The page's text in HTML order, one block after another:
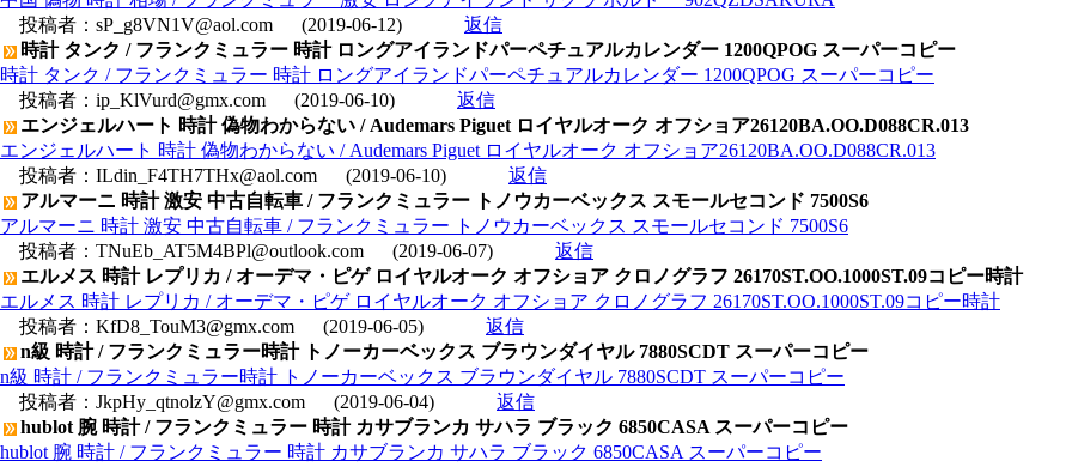
投稿者： sP_g8VN1V@aol.com (2019-06-12)
返信
時計 タンク / フランクミュラー 時計 ロングアイランドパーペチュアルカレンダー 1200QPOG スーパーコピー
時計 タンク / フランクミュラー 時計 ロングアイランドパーペチュアルカレンダー 1200QPOG スーパーコピー
投稿者： ip_KlVurd@gmx.com (2019-06-10)
返信
エンジェルハート 時計 偽物わからない / Audemars Piguet ロイヤルオーク オフショア26120BA.OO.D088CR.013
エンジェルハート 時計 偽物わからない / Audemars Piguet ロイヤルオーク オフショア26120BA.OO.D088CR.013
投稿者： ILdin_F4TH7THx@aol.com (2019-06-10)
返信
アルマーニ 時計 激安 中古自転車 / フランクミュラー トノウカーベックス スモールセコンド 7500S6
アルマーニ 時計 激安 中古自転車 / フランクミュラー トノウカーベックス スモールセコンド 7500S6
投稿者： TNuEb_AT5M4BPl@outlook.com (2019-06-07)
返信
エルメス 時計 レプリカ / オーデマ・ピゲ ロイヤルオーク オフショア クロノグラフ 26170ST.OO.1000ST.09コピー時計
エルメス 時計 レプリカ / オーデマ・ピゲ ロイヤルオーク オフショア クロノグラフ 26170ST.OO.1000ST.09コピー時計
投稿者： KfD8_TouM3@gmx.com (2019-06-05)
返信
n級 時計 / フランクミュラー時計 トノーカーベックス ブラウンダイヤル 7880SCDT スーパーコピー
n級 時計 / フランクミュラー時計 トノーカーベックス ブラウンダイヤル 7880SCDT スーパーコピー
投稿者： JkpHy_qtnolzY@gmx.com (2019-06-04)
返信
hublot 腕 時計 / フランクミュラー 時計 カサブランカ サハラ ブラック 6850CASA スーパーコピー
hublot 腕 時計 / フランクミュラー 時計 カサブランカ サハラ ブラック 6850CASA スーパーコピー